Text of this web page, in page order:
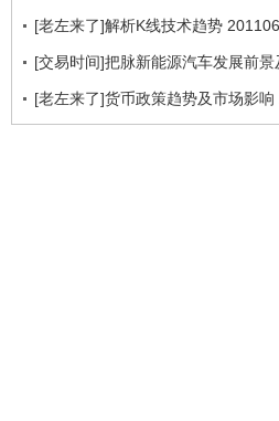
[老左来了]解析K线技术趋势
[交易时间]把脉新能源汽车发展前景
[老左来了]货币政策趋势及市场影